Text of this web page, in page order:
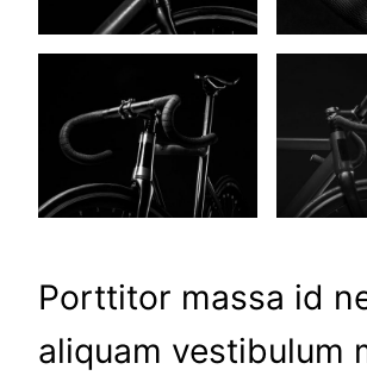
Porttitor massa id
aliquam vestibulum